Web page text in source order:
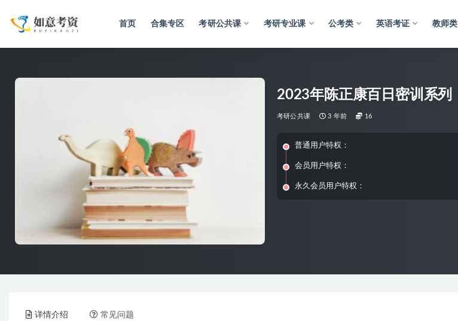
首页 合集专区 考研公共课 考研专业课 公考类 英语考证 教师类
2023年陈正康百日密训系列
考研公共课 3 年前 16
普通用户特权：
会员用户特权：
永久会员用户特权：
详情介绍 常见问题